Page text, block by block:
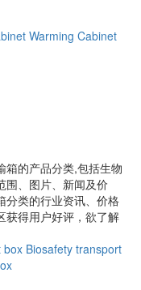
Warming Cabinet
箱的产品分类,包括生物
围、图片、新闻及价
分类的行业资讯、价格
获得用户好评，欲了解
box Biosafety transport